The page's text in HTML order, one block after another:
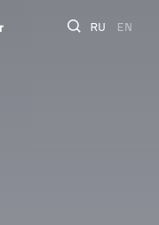
RU EN